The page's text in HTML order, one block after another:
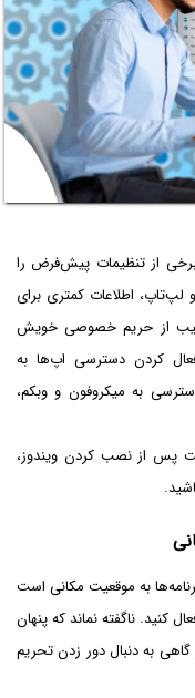
یا ویندوز 10 بهتر است برخی از تنظیمات پیش‌فرض را
لپ‌تاپ، اطلاعات کمتری برای
از حریم خصوصی خویش
کردن دسترسی اپ‌ها به
به میکروفون و وبکم،
مهم ویندوز 11 که بهتر است پس از نصب کردن ویندوز،
ویندوز 11، دسترسی برنامه‌ها به موقعیت مکانی است
ناگفته نماند که پنهان
گاهی به دنبال دور زدن تحریم